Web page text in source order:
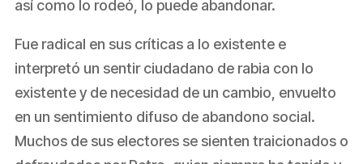
así como lo rodeó, lo puede abandonar.
Fue radical en sus críticas a lo existente e
interpretó un sentir ciudadano de rabia con lo
existente y de necesidad de un cambio, envuelto
en un sentimiento difuso de abandono social.
Muchos de sus electores se sienten traicionados o